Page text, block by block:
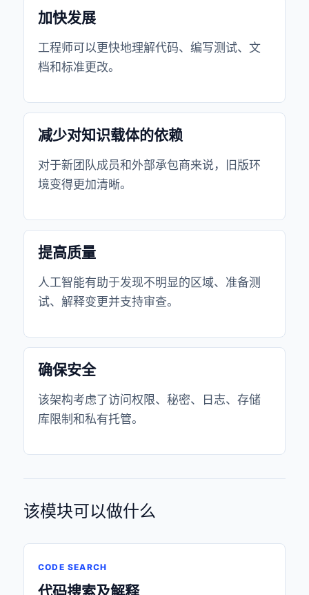
加快发展
工程师可以更快地理解代码、编写测试、文
档和标准更改。
减少对知识载体的依赖
对于新团队成员和外部承包商来说，旧版环
境变得更加清晰。
提高质量
人工智能有助于发现不明显的区域、准备测
试、解释变更并支持审查。
确保安全
该架构考虑了访问权限、秘密、日志、存储
库限制和私有托管。
该模块可以做什么
CODE SEARCH
代码搜索及解释